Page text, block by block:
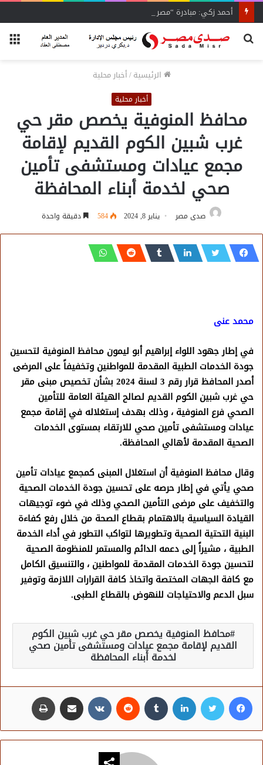
أحمد زكي: مبادرة “مصر تنطلق بالتصدير”
بحث
الرئيسية/أخبار محلية
أخبار محلية
محافظ المنوفية يخصص مقر حي
غرب شبين الكوم القديم لإقامة
مجمع عيادات ومستشفى تأمين
صحي لخدمة أبناء المحافظة
صدى مصر يناير 8, 2024 584 دقيقة واحدة
محمد عنى
في إطار جهود اللواء إبراهيم أبو ليمون محافظ المنوفية لتحسين
جودة الخدمات الطبية المقدمة للمواطنين وتخفيفاً على المرضى
أصدر المحافظ قرار رقم 3 لسنة 2024 بشأن تخصيص مبنى مقر
حي غرب شبين الكوم القديم لصالح الهيئة العامة للتأمين
الصحي فرع المنوفية ، وذلك بهدف إستغلاله في إقامة مجمع
عيادات ومستشفى تأمين صحي للارتقاء بمستوى الخدمات
الصحية المقدمة لأهالي المحافظة.
وقال محافظ المنوفية أن استغلال المبنى كمجمع عيادات تأمين
صحي يأتي في إطار حرصه على تحسين جودة الخدمات الصحية
والتخفيف على مرضى التأمين الصحي وذلك في ضوء توجيهات
القيادة السياسية بالاهتمام بقطاع الصحة من خلال رفع كفاءة
البنية التحتية الصحية وتطويرها لتواكب التطور في أداء الخدمة
الطبية ، مشيراً إلى دعمه الدائم والمستمر للمنظومة الصحية
لتحسين جودة الخدمات المقدمة للمواطنين ، والتنسيق الكامل
مع كافة الجهات المختصة واتخاذ كافة القرارات اللازمة وتوفير
سبل الدعم والاحتياجات للنهوض بالقطاع الطبى.
محافظ المنوفية يخصص مقر حي غرب شبين الكوم
القديم لإقامة مجمع عيادات ومستشفى تأمين صحي
لخدمة أبناء المحافظة
فيسبوك تويتر لينكدإن مشاركة عبر البريد